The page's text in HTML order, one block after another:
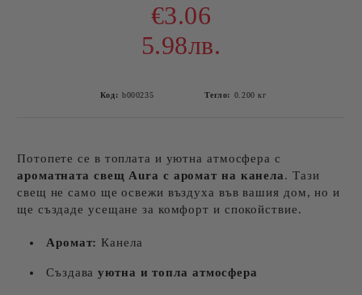
€3.06
5.98лв.
Код: b000235 Тегло: 0.200 кг
Потопете се в топлата и уютна атмосфера с
ароматната свещ Aura с аромат на канела. Тази
свещ не само ще освежи въздуха във вашия дом, но и
ще създаде усещане за комфорт и спокойствие.
Аромат: Канела
Създавауютна и топла атмосфера